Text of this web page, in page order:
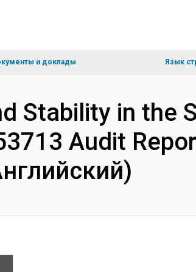
и доклады Язык
Stability in the
Audit